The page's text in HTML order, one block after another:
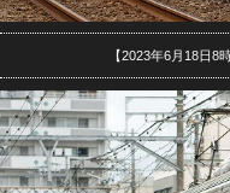
【2023年6月18日8